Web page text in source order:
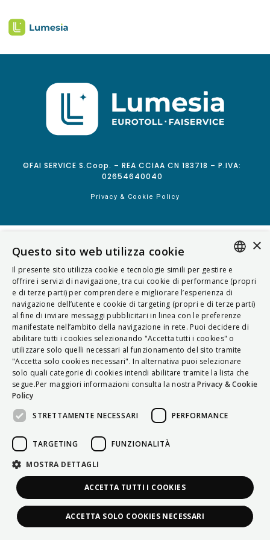
©FAI SERVICE S.Coop. – REA CCIAA CN 183718 – P.IVA:
02654640040
Privacy & Cookie Policy
ITALIAN
ENGLISH
FRENCH
HUNGARIAN
DEUTSCH
POLSKI
PORTUGUÊS
×
Questo sito web utilizza cookie
Il presente sito utilizza cookie e tecnologie simili per gestire e
offrire i servizi di navigazione, tra cui cookie di performance (propri
e di terze parti) per comprendere e migliorare l’esperienza di
navigazione dell’utente e cookie di targeting (propri e di terze parti)
al fine di inviare messaggi pubblicitari in linea con le preferenze
manifestate nell’ambito della navigazione in rete. Puoi decidere di
abilitare tutti i cookies selezionando "Accetta tutti i cookies" o
utilizzare solo quelli necessari al funzionamento del sito tramite
"Accetta solo cookies necessari". In alternativa puoi selezionare
solo quali categorie di cookies intendi abilitare tramite la lista che
segue.Per maggiori informazioni consulta la nostra Privacy & Cookie
Policy
STRETTAMENTE NECESSARI
PERFORMANCE
TARGETING FUNZIONALITÀ
MOSTRA DETTAGLI
ACCETTA TUTTI I COOKIES
ACCETTA SOLO COOKIES NECESSARI